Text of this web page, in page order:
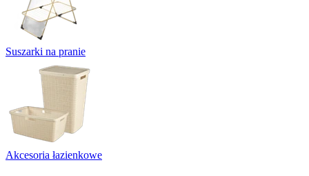
Suszarki na pranie
Akcesoria łazienkowe